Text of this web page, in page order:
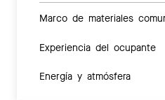
Marco de materiales
Experiencia del ocupante
Energía y atmósfera